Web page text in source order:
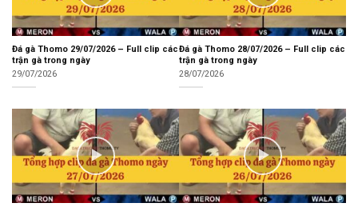
Đá gà Thomo 29/07/2026 – Full clip các
trận gà trong ngày
29/07/2026
Đá gà Thomo 28/07/2026 – Full clip các
trận gà trong ngày
28/07/2026